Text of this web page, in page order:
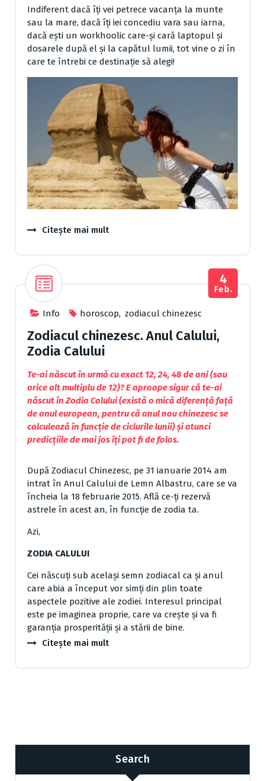
Indiferent dacă îți vei petrece vacanța la munte
sau la mare, dacă îți iei concediu vara sau iarna,
dacă ești un workhoolic care-și cară laptopul și
dosarele după el și la capătul lumii, tot vine o zi în
care te întrebi ce destinație să alegi!
Citește mai mult
Info horoscop, zodiacul chinezesc
4
Feb.
Zodiacul chinezesc. Anul Calului,
Zodia Calului
Te-ai născut în urmă cu exact 12, 24, 48 de ani (sau
orice alt multiplu de 12)? E aproape sigur că te-ai
născut în Zodia Calului (există o mică diferență față
de anul european, pentru că anul nou chinezesc se
calculează în funcție de ciclurile lunii) și atunci
predicțiile de mai jos îți pot fi de folos.
După Zodiacul Chinezesc, pe 31 ianuarie 2014 am
intrat în Anul Calului de Lemn Albastru, care se va
încheia la 18 februarie 2015. Află ce-ți rezervă
astrele în acest an, în funcție de zodia ta.
Azi,
ZODIA CALULUI
Cei născuți sub același semn zodiacal ca și anul
care abia a început vor simți din plin toate
aspectele pozitive ale zodiei. Interesul principal
este pe imaginea proprie, care va crește și va fi
garanția prosperității și a stării de bine.
Citește mai mult
Search